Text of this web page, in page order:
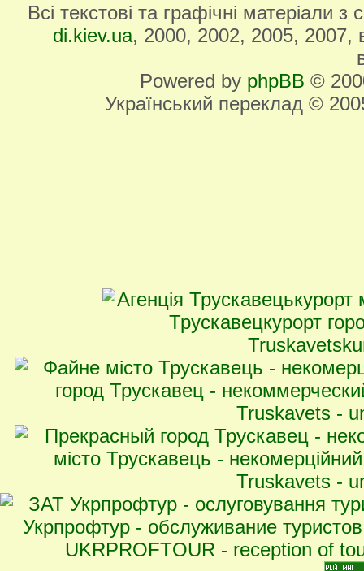
Всі текстові та графічні матеріали
di.kiev.ua, 2000, 2002, 2005, 2007,
Powered by phpBB ©
Український переклад ©